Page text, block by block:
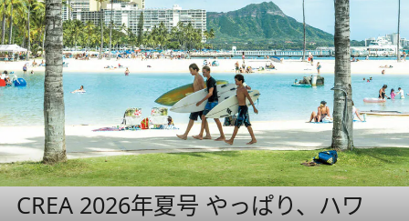
CREA 2026年夏号 やっぱり、ハワ